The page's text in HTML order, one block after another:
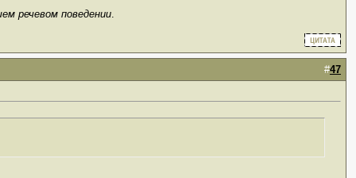
речевом поведении.
#47